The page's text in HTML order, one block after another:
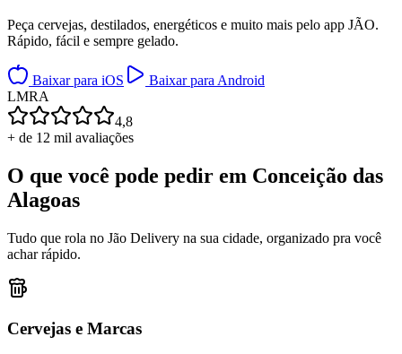
Peça cervejas, destilados, energéticos e muito mais pelo app JÃO.
Rápido, fácil e sempre gelado.
Baixar para iOS
Baixar para Android
LMRA
4,8
+ de 12 mil avaliações
O que você pode pedir em Conceição das
Alagoas
Tudo que rola no Jão Delivery na sua cidade, organizado pra você
achar rápido.
Cervejas e Marcas